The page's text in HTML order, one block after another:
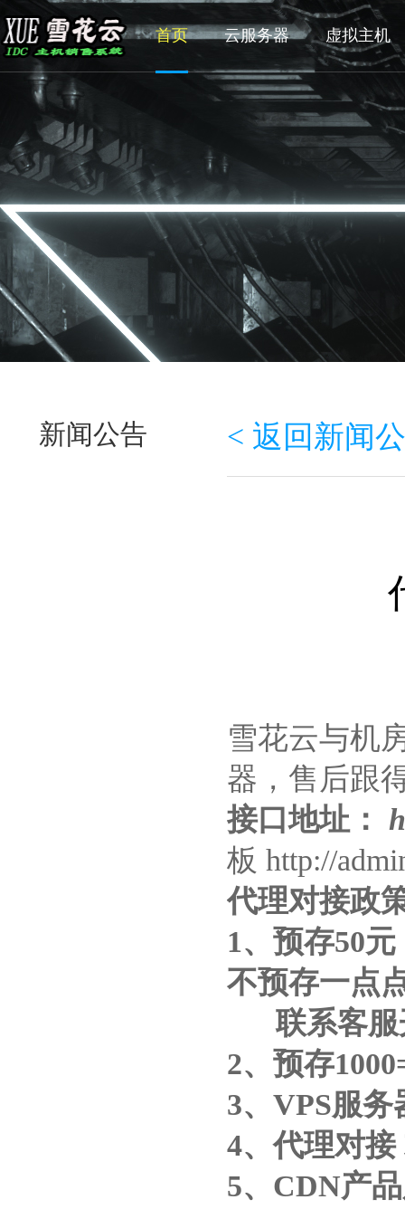
首页 云服务器 虚拟主机
新闻公告 < 返回新闻
雪花云与机
器，售后跟
接口地址：
板 http://
代理对接政
1、预存50
不预存一点
联系客服
2、预存
3、VPS服
4、代理对
5、CDN产